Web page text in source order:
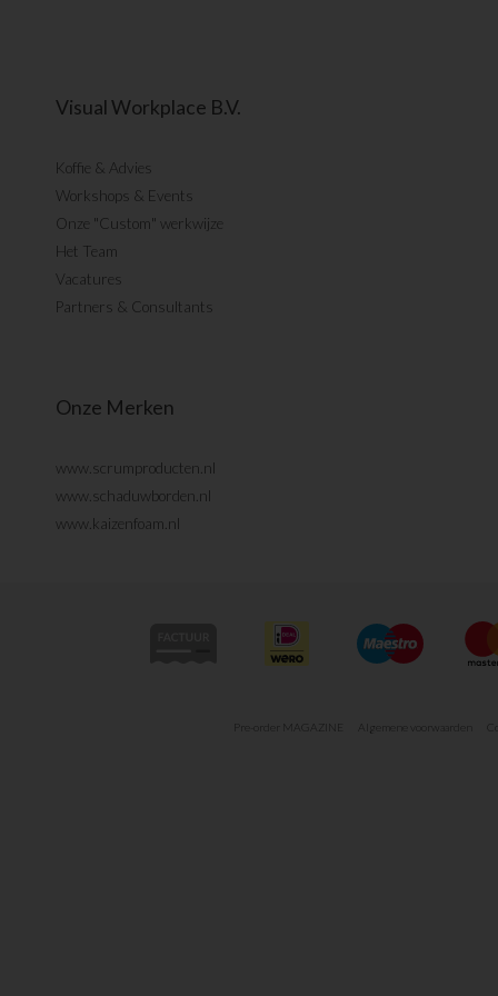
Visual Workplace B.V.
Koffie & Advies
Workshops & Events
Onze "Custom" werkwijze
Het Team
Vacatures
Partners & Consultants
Onze Merken
www.scrumproducten.nl
www.schaduwborden.nl
www.kaizenfoam.nl
Pre-order MAGAZINE Algemene voorwaarden